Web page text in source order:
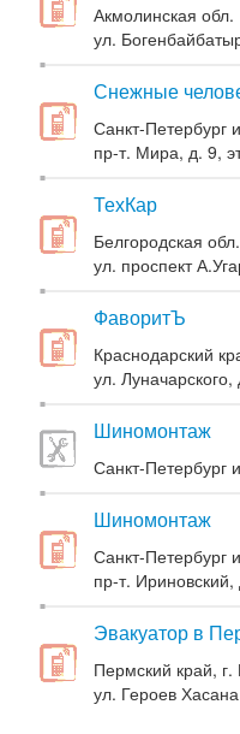
Акмолинская обл.
ул.
Снежные
Санкт-Петербург
пр-т. Мира, д. 9,
ТехКар
Белгородская
ул. проспект
ФаворитЪ
Краснодарский
ул.
Шиномонтаж
Санкт-Петербург
Шиномонтаж
Санкт-Петербург
пр-т. Ириновский,
Эвакуатор в
Пермский край,
ул. Героев